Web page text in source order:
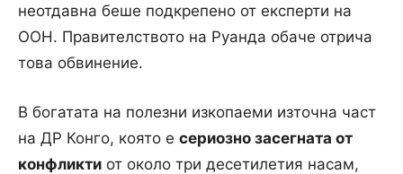
неотдавна беше подкрепено от експерти на
ООН. Правителството на Руанда обаче отрича
това обвинение.
В богатата на полезни изкопаеми източна част
на ДР Конго, която е сериозно засегната от
конфликти от около три десетилетия насам,